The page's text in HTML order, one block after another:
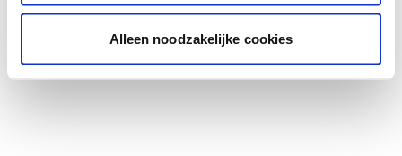
Alleen noodzakelijke cookies
Obtenez un contrôle technologique de vos